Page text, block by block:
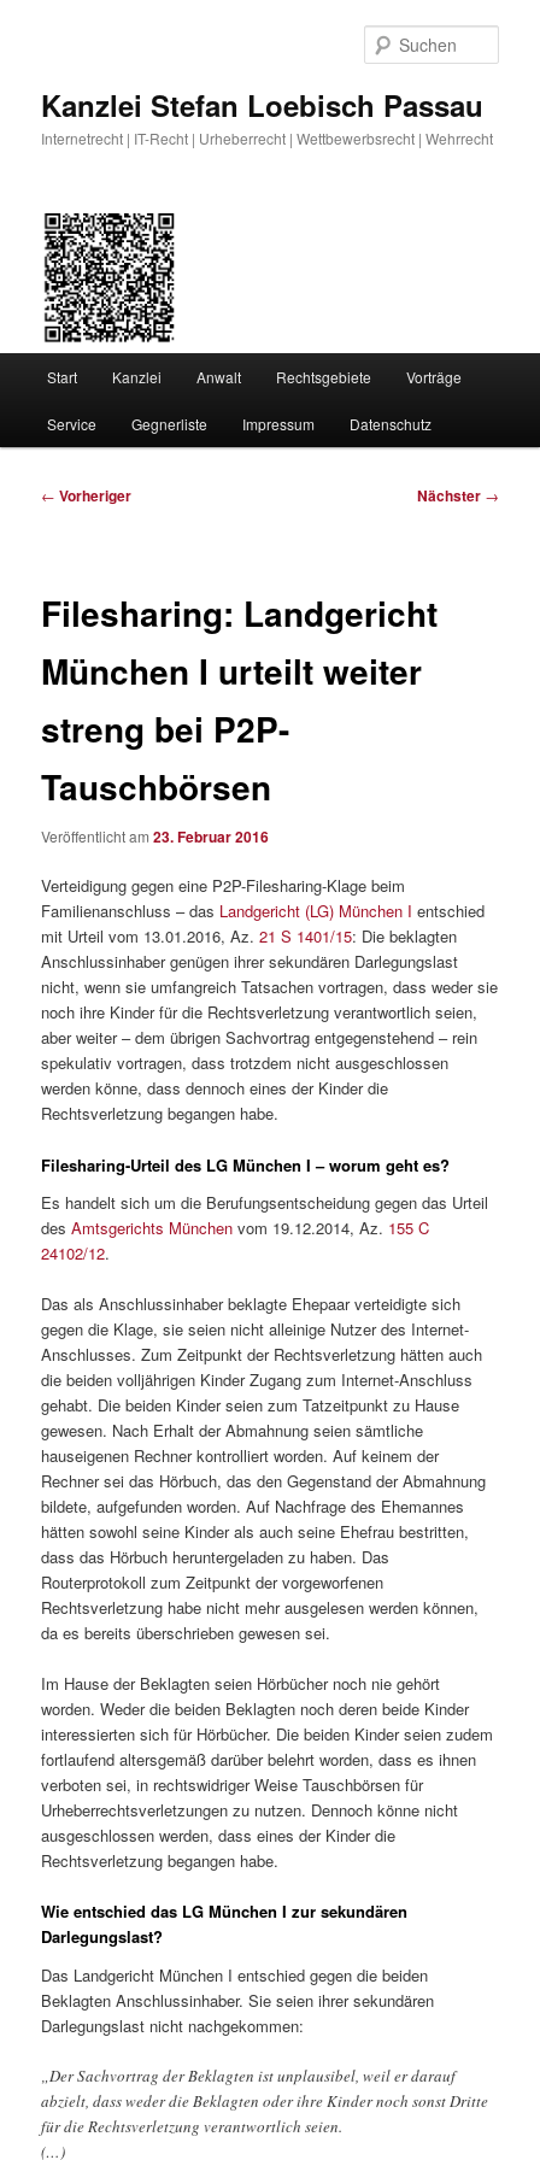
Kanzlei Stefan Loebisch Passau
Internetrecht | IT-Recht | Urheberrecht | Wettbewerbsrecht | Wehrrecht
Start Kanzlei Anwalt Rechtsgebiete Vorträge
Service Gegnerliste Impressum Datenschutz
Beitragsnavigation
← Vorheriger Nächster →
Filesharing: Landgericht
München I urteilt weiter
streng bei P2P-
Tauschbörsen
Veröffentlicht am23. Februar 2016
Verteidigung gegen eine P2P-Filesharing-Klage beim
Familienanschluss – das Landgericht (LG) München I entschied
mit Urteil vom 13.01.2016, Az.21 S 1401/15: Die beklagten
Anschlussinhaber genügen ihrer sekundären Darlegungslast
nicht, wenn sie umfangreich Tatsachen vortragen, dass weder sie
noch ihre Kinder für die Rechtsverletzung verantwortlich seien,
aber weiter – dem übrigen Sachvortrag entgegenstehend – rein
spekulativ vortragen, dass trotzdem nicht ausgeschlossen
werden könne, dass dennoch eines der Kinder die
Rechtsverletzung begangen habe.
Filesharing-Urteil des LG München I – worum geht es?
Es handelt sich um die Berufungsentscheidung gegen das Urteil
desAmtsgerichts München vom 19.12.2014, Az. 155 C
24102/12.
Das als Anschlussinhaber beklagte Ehepaar verteidigte sich
gegen die Klage, sie seien nicht alleinige Nutzer des Internet-
Anschlusses. Zum Zeitpunkt der Rechtsverletzung hätten auch
die beiden volljährigen Kinder Zugang zum Internet-Anschluss
gehabt. Die beiden Kinder seien zum Tatzeitpunkt zu Hause
gewesen. Nach Erhalt der Abmahnung seien sämtliche
hauseigenen Rechner kontrolliert worden. Auf keinem der
Rechner sei das Hörbuch, das den Gegenstand der Abmahnung
bildete, aufgefunden worden. Auf Nachfrage des Ehemannes
hätten sowohl seine Kinder als auch seine Ehefrau bestritten,
dass das Hörbuch heruntergeladen zu haben. Das
Routerprotokoll zum Zeitpunkt der vorgeworfenen
Rechtsverletzung habe nicht mehr ausgelesen werden können,
da es bereits überschrieben gewesen sei.
Im Hause der Beklagten seien Hörbücher noch nie gehört
worden. Weder die beiden Beklagten noch deren beide Kinder
interessierten sich für Hörbücher. Die beiden Kinder seien zudem
fortlaufend altersgemäß darüber belehrt worden, dass es ihnen
verboten sei, in rechtswidriger Weise Tauschbörsen für
Urheberrechtsverletzungen zu nutzen. Dennoch könne nicht
ausgeschlossen werden, dass eines der Kinder die
Rechtsverletzung begangen habe.
Wie entschied das LG München I zur sekundären
Darlegungslast?
Das Landgericht München I entschied gegen die beiden
Beklagten Anschlussinhaber. Sie seien ihrer sekundären
Darlegungslast nicht nachgekommen:
„Der Sachvortrag der Beklagten ist unplausibel, weil er darauf
abzielt, dass weder die Beklagten oder ihre Kinder noch sonst Dritte
für die Rechtsverletzung verantwortlich seien.
(…)